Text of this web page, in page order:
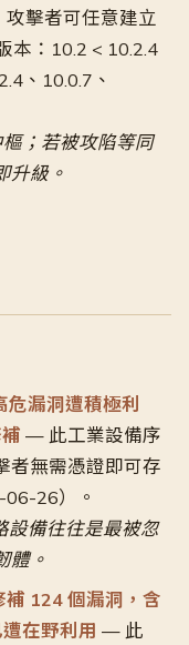
攻擊者可任意建立
本：10.2 < 10.2.4
、10.0.7、
；若被攻陷等同
升級。
危漏洞遭積極利
— 此工業設備序
者無需憑證即可存
26）。
設備往往是最被忽
體。
124 個漏洞，含
在野利用 — 此